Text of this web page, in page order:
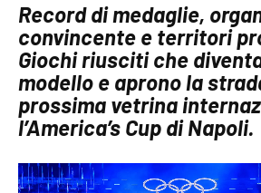
Record di medaglie,
convincente e territori
Giochi riusciti che
modello e aprono la
prossima vetrina
l’America’s Cup di Napoli.